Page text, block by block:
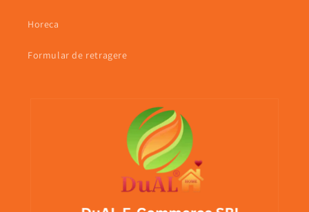
Horeca
Formular de retragere